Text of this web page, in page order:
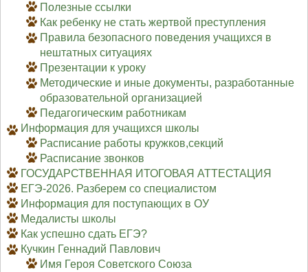
Полезные ссылки
Как ребенку не стать жертвой преступления
Правила безопасного поведения учащихся в
нештатных ситуациях
Презентации к уроку
Методические и иные документы, разработанные
образовательной организацией
Педагогическим работникам
Информация для учащихся школы
Расписание работы кружков,секций
Расписание звонков
ГОСУДАРСТВЕННАЯ ИТОГОВАЯ АТТЕСТАЦИЯ
ЕГЭ-2026. Разберем со специалистом
Информация для поступающих в ОУ
Медалисты школы
Как успешно сдать ЕГЭ?
Кучкин Геннадий Павлович
Имя Героя Советского Союза